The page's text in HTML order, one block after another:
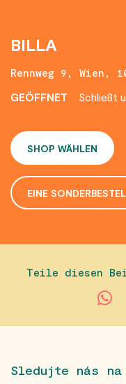
BILLA
Rennweg 9, Wien,
GEÖFFNET
Schließt
SHOP WÄHLEN
EINE
Teile diesen
Sledujte nás na